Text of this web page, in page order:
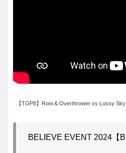
【TOP8】Roni & Overthrower vs Lussy
BELIEVE EVENT 2024